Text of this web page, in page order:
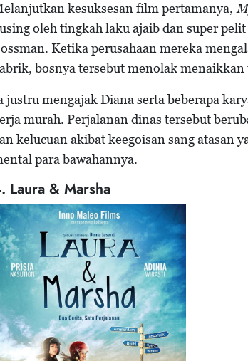
kesuksesan film pertamanya,
oleh tingkah laku ajaib dan super
Ketika perusahaan mereka
bosnya tersebut menolak menaikkan
justru mengajak Diana serta beberapa
murah. Perjalanan dinas tersebut
kelucuan akibat keegoisan sang atasan
para bawahannya.
Laura & Marsha